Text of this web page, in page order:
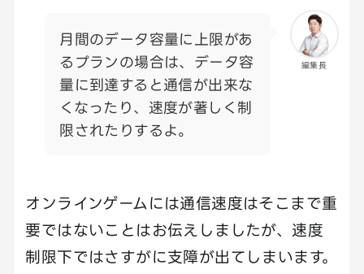
編集長
月間のデータ容量に上限があ
るプランの場合は、データ容
量に到達すると通信が出来な
くなったり、速度が著しく制
限されたりするよ。
オンラインゲームには通信速度はそこまで重
要ではないことはお伝えしましたが、速度
制限下ではさすがに支障が出てしまいます。